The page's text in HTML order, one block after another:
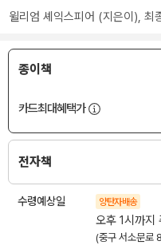
윌리엄 셰익스피어 (지은이), 최
종이책
카드최대혜택가
전자책
수령예상일 양탄자배송
오후 1시까지
(중구 서소문로